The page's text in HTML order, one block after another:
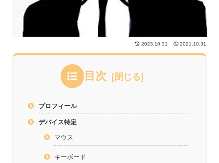
2023.10.31 2021.10.31
目次
プロフィール
デバイス特定
マウス
キーボード